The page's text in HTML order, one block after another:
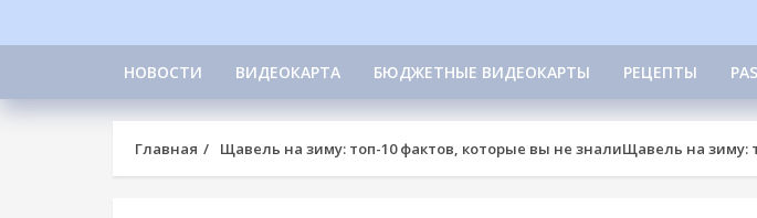
НОВОСТИ ВИДЕОКАРТА БЮДЖЕТНЫЕ ВИДЕОКАРТЫ РЕЦЕПТЫ
Главная Щавель на зиму: топ-10 фактов, которые вы не зналиЩавель на зиму: